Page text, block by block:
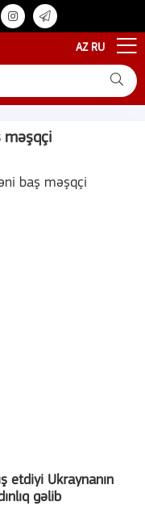
AZ RU
məşqçi
etdiyi Ukraynanın
gəlib